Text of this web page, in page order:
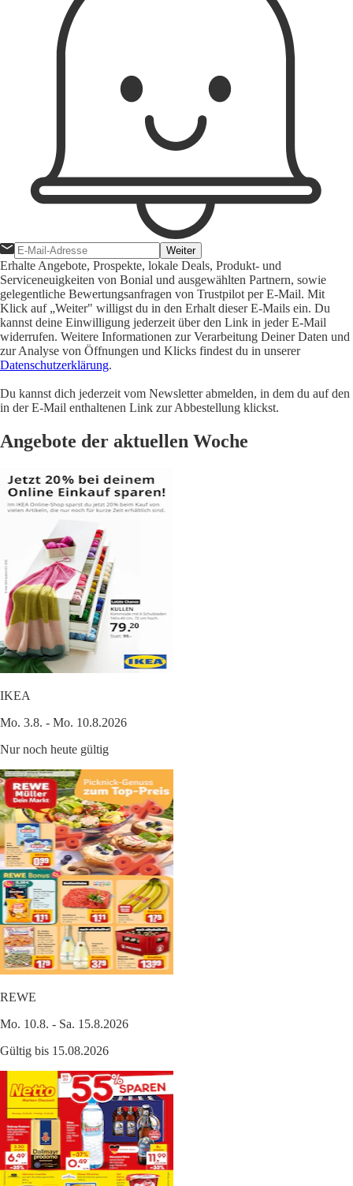
Weiter
Erhalte Angebote, Prospekte, lokale Deals, Produkt- und
Serviceneuigkeiten von Bonial und ausgewählten Partnern, sowie
gelegentliche Bewertungsanfragen von Trustpilot per E-Mail. Mit
Klick auf „Weiter" willigst du in den Erhalt dieser E-Mails ein. Du
kannst deine Einwilligung jederzeit über den Link in jeder E-Mail
widerrufen. Weitere Informationen zur Verarbeitung Deiner Daten und
zur Analyse von Öffnungen und Klicks findest du in unserer
Datenschutzerklärung.
Du kannst dich jederzeit vom Newsletter abmelden, in dem du auf den
in der E-Mail enthaltenen Link zur Abbestellung klickst.
Angebote der aktuellen Woche
IKEA
Mo. 3.8. - Mo. 10.8.2026
Nur noch heute gültig
REWE
Mo. 10.8. - Sa. 15.8.2026
Gültig bis 15.08.2026